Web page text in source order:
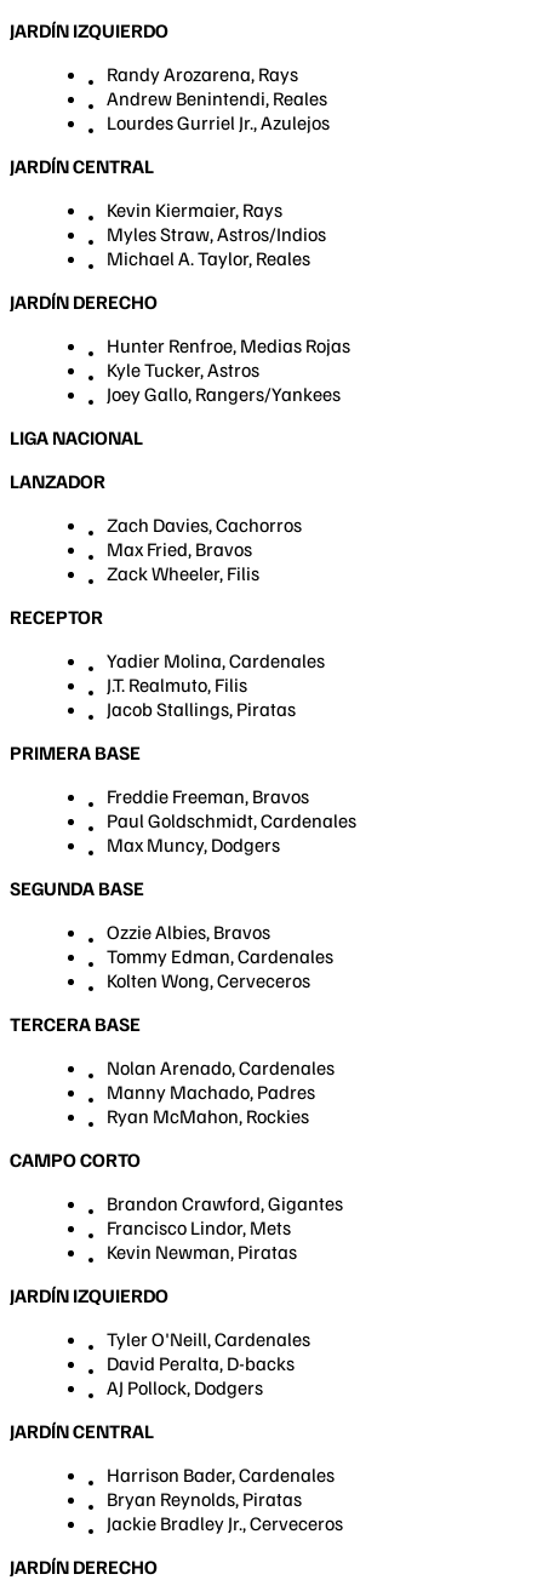
JARDÍN IZQUIERDO
Randy Arozarena, Rays
Andrew Benintendi, Reales
Lourdes Gurriel Jr., Azulejos
JARDÍN CENTRAL
Kevin Kiermaier, Rays
Myles Straw, Astros/Indios
Michael A. Taylor, Reales
JARDÍN DERECHO
Hunter Renfroe, Medias Rojas
Kyle Tucker, Astros
Joey Gallo, Rangers/Yankees
LIGA NACIONAL
LANZADOR
Zach Davies, Cachorros
Max Fried, Bravos
Zack Wheeler, Filis
RECEPTOR
Yadier Molina, Cardenales
J.T. Realmuto, Filis
Jacob Stallings, Piratas
PRIMERA BASE
Freddie Freeman, Bravos
Paul Goldschmidt, Cardenales
Max Muncy, Dodgers
SEGUNDA BASE
Ozzie Albies, Bravos
Tommy Edman, Cardenales
Kolten Wong, Cerveceros
TERCERA BASE
Nolan Arenado, Cardenales
Manny Machado, Padres
Ryan McMahon, Rockies
CAMPO CORTO
Brandon Crawford, Gigantes
Francisco Lindor, Mets
Kevin Newman, Piratas
JARDÍN IZQUIERDO
Tyler O'Neill, Cardenales
David Peralta, D-backs
AJ Pollock, Dodgers
JARDÍN CENTRAL
Harrison Bader, Cardenales
Bryan Reynolds, Piratas
Jackie Bradley Jr., Cerveceros
JARDÍN DERECHO